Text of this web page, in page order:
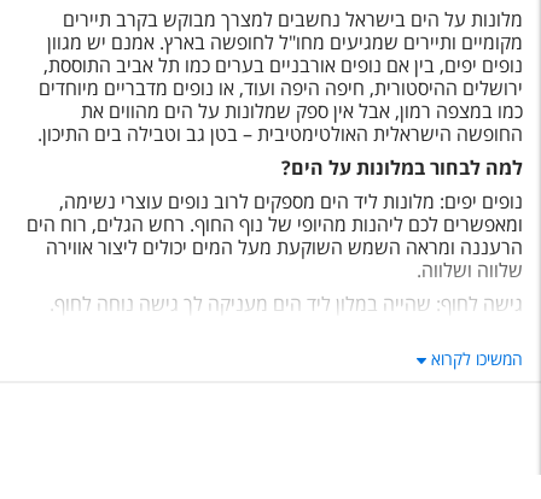
מלונות על הים בישראל נחשבים למצרך מבוקש בקרב תיירים
מקומיים ותיירים שמגיעים מחו"ל לחופשה בארץ. אמנם יש מגוון
נופים יפים, בין אם נופים אורבניים בערים כמו תל אביב התוססת,
ירושלים ההיסטורית, חיפה היפה ועוד, או נופים מדבריים מיוחדים
כמו במצפה רמון, אבל אין ספק שמלונות על הים מהווים את
החופשה הישראלית האולטימטיבית – בטן גב וטבילה בים התיכון.
למה לבחור במלונות על הים?
נופים יפים: מלונות ליד הים מספקים לרוב נופים עוצרי נשימה,
ומאפשרים לכם ליהנות מהיופי של נוף החוף. רחש הגלים, רוח הים
הרעננה ומראה השמש השוקעת מעל המים יכולים ליצור אווירה
שלווה ושלווה.
גישה לחוף: שהייה במלון ליד הים מעניקה לך גישה נוחה לחוף.
ומההזדמנות לשחות, להשתזף, לעסוק בספורט ימי או לטייל בנחת
לאורך קו החוף.
המשיכו לקרוא